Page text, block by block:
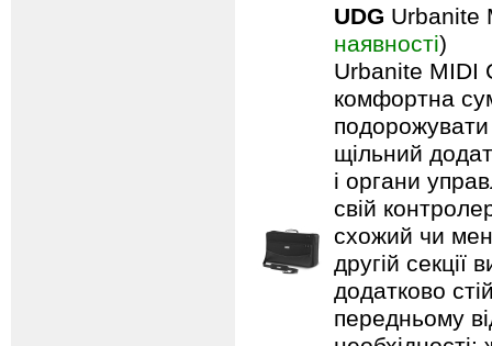
UDG Urbanite
наявності)
Urbanite MIDI
комфортна
щільний
і органи
свій
схожий чи
другій
додатково
передньому